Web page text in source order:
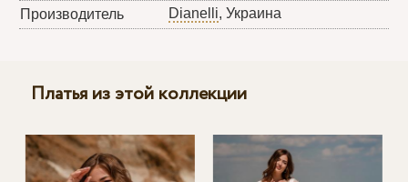
Производитель
Dianelli, Украина
Платья из этой коллекции